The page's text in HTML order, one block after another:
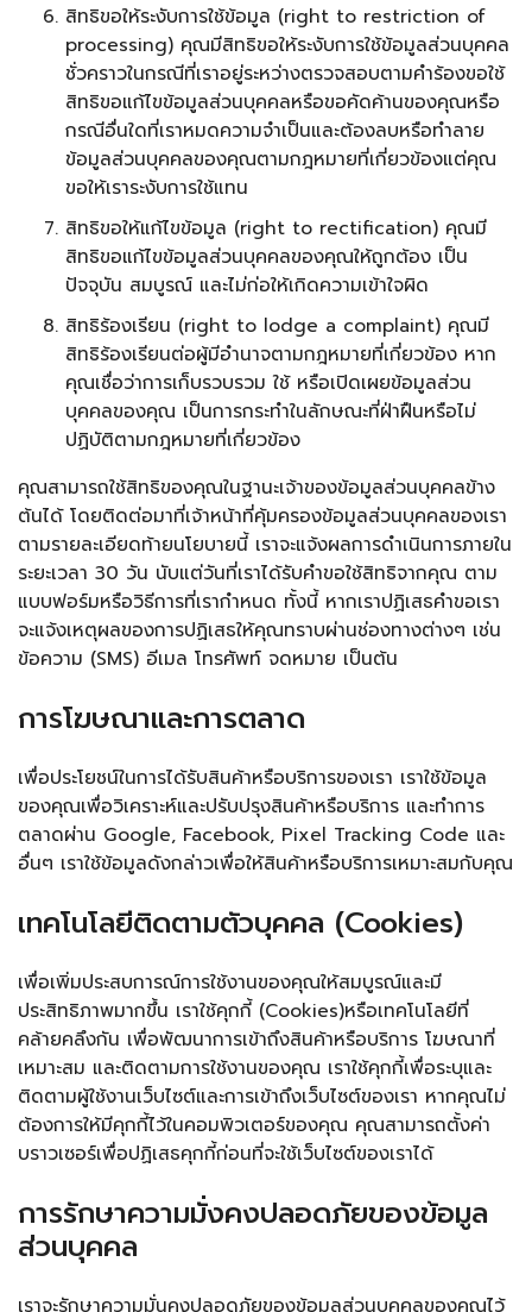
สิทธิขอให้ระงับการใช้ข้อมูล (right to restriction of
processing) คุณมีสิทธิขอให้ระงับการใช้ข้อมูลส่วนบุคคล
ชั่วคราวในกรณีที่เราอยู่ระหว่างตรวจสอบตามคำร้องขอใช้
สิทธิขอแก้ไขข้อมูลส่วนบุคคลหรือขอคัดค้านของคุณหรือ
กรณีอื่นใดที่เราหมดความจำเป็นและต้องลบหรือทำลาย
ข้อมูลส่วนบุคคลของคุณตามกฎหมายที่เกี่ยวข้องแต่คุณ
ขอให้เราระงับการใช้แทน
สิทธิขอให้แก้ไขข้อมูล (right to rectification) คุณมี
สิทธิขอแก้ไขข้อมูลส่วนบุคคลของคุณให้ถูกต้อง เป็น
ปัจจุบัน สมบูรณ์ และไม่ก่อให้เกิดความเข้าใจผิด
สิทธิร้องเรียน (right to lodge a complaint) คุณมี
สิทธิร้องเรียนต่อผู้มีอำนาจตามกฎหมายที่เกี่ยวข้อง หาก
คุณเชื่อว่าการเก็บรวบรวม ใช้ หรือเปิดเผยข้อมูลส่วน
บุคคลของคุณ เป็นการกระทำในลักษณะที่ฝ่าฝืนหรือไม่
ปฏิบัติตามกฎหมายที่เกี่ยวข้อง
คุณสามารถใช้สิทธิของคุณในฐานะเจ้าของข้อมูลส่วนบุคคลข้าง
ต้นได้ โดยติดต่อมาที่เจ้าหน้าที่คุ้มครองข้อมูลส่วนบุคคลของเรา
ตามรายละเอียดท้ายนโยบายนี้ เราจะแจ้งผลการดำเนินการภายใน
ระยะเวลา 30 วัน นับแต่วันที่เราได้รับคำขอใช้สิทธิจากคุณ ตาม
แบบฟอร์มหรือวิธีการที่เรากำหนด ทั้งนี้ หากเราปฏิเสธคำขอเรา
จะแจ้งเหตุผลของการปฏิเสธให้คุณทราบผ่านช่องทางต่างๆ เช่น
ข้อความ (SMS) อีเมล โทรศัพท์ จดหมาย เป็นต้น
การโฆษณาและการตลาด
เพื่อประโยชน์ในการได้รับสินค้าหรือบริการของเรา เราใช้ข้อมูล
ของคุณเพื่อวิเคราะห์และปรับปรุงสินค้าหรือบริการ และทำการ
ตลาดผ่าน Google, Facebook, Pixel Tracking Code และ
อื่นๆ เราใช้ข้อมูลดังกล่าวเพื่อให้สินค้าหรือบริการเหมาะสมกับคุณ
เทคโนโลยีติดตามตัวบุคคล (Cookies)
เพื่อเพิ่มประสบการณ์การใช้งานของคุณให้สมบูรณ์และมี
ประสิทธิภาพมากขึ้น เราใช้คุกกี้ (Cookies)หรือเทคโนโลยีที่
คล้ายคลึงกัน เพื่อพัฒนาการเข้าถึงสินค้าหรือบริการ โฆษณาที่
เหมาะสม และติดตามการใช้งานของคุณ เราใช้คุกกี้เพื่อระบุและ
ติดตามผู้ใช้งานเว็บไซต์และการเข้าถึงเว็บไซต์ของเรา หากคุณไม่
ต้องการให้มีคุกกี้ไว้ในคอมพิวเตอร์ของคุณ คุณสามารถตั้งค่า
บราวเซอร์เพื่อปฏิเสธคุกกี้ก่อนที่จะใช้เว็บไซต์ของเราได้
การรักษาความมั่งคงปลอดภัยของข้อมูล
ส่วนบุคคล
เราจะรักษาความมั่นคงปลอดภัยของข้อมูลส่วนบุคคลของคุณไว้